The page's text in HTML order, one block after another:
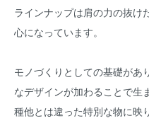
ラインナップは肩の力の抜け
心になっています。
モノづくりとしての基礎があ
なデザインが加わることで生
種他とは違った特別な物に映